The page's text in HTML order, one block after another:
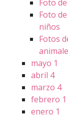
Foto
Foto
niños
Fotos
mayo 1
abril 4
marzo 4
febrero 1
enero 1